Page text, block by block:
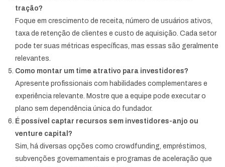
tração?
Foque em crescimento de receita, número de usuários ativos,
taxa de retenção de clientes e custo de aquisição. Cada setor
pode ter suas métricas específicas, mas essas são geralmente
relevantes.
Como montar um time atrativo para investidores?
Apresente profissionais com habilidades complementares e
experiência relevante. Mostre que a equipe pode executar o
plano sem dependência única do fundador.
É possível captar recursos sem investidores-anjo ou
venture capital?
Sim, há diversas opções como crowdfunding, empréstimos,
subvenções governamentais e programas de aceleração que